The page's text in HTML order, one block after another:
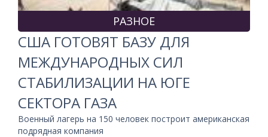
РАЗНОЕ
США ГОТОВЯТ БАЗУ ДЛЯ
МЕЖДУНАРОДНЫХ СИЛ
СТАБИЛИЗАЦИИ НА ЮГЕ
СЕКТОРА ГАЗА
Военный лагерь на 150 человек построит американская
подрядная компания